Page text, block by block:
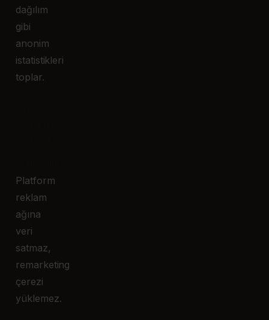
dağılım
gibi
anonim
istatistikleri
toplar.
Platform
reklam
ağına
veri
satmaz,
remarketing
çerezi
yüklemez.